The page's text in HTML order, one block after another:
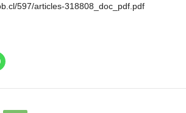
597/articles-318808_doc_pdf.pdf